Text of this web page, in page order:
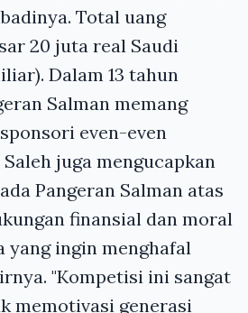
Total uang
20 juta real Saudi
Dalam 13 tahun
Salman memang
even-even
juga mengucapkan
Pangeran Salman atas
finansial dan moral
yang ingin menghafal
"Kompetisi ini sangat
memotivasi generasi